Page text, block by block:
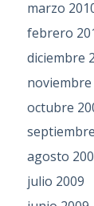
marzo
febrero
diciembre
noviembre
octubre
agosto
julio 2009